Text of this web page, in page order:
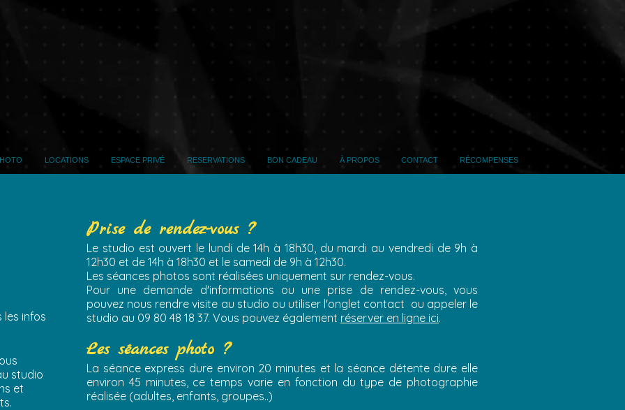
LOCATIONS ESPACE PRIVÉ RESERVATIONS BON CADEAU À PROPOS CONTACT RÉCOMPENSES
infos
studio
et
Prise de rendez-vous ?
Le studio est ouvert le lundi de 14h à 18h30, du mardi au vendredi de 9h à
12h30 et de 14h à 18h30 et le samedi de 9h à 12h30.
Les séances photos sont réalisées uniquement sur rendez-vous.
Pour une demande d'informations ou une prise de rendez-vous, vous
pouvez nous rendre visite au studio ou utiliser l'onglet contact ou appeler le
studio au 09 80 48 18 37. Vous pouvez également réserver en ligne ici.
Les séances photo ?
La séance express dure environ 20 minutes et la séance détente dure elle
environ 45 minutes, ce temps varie en fonction du type de photographie
réalisée (adultes, enfants, groupes..)